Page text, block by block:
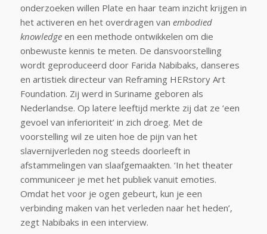
onderzoeken willen Plate en haar team inzicht krijgen in
het activeren en het overdragen van embodied
knowledgeen een methode ontwikkelen om die
onbewuste kennis te meten. De dansvoorstelling
wordt geproduceerd door Farida Nabibaks, danseres
en artistiek directeur van Reframing HERstory Art
Foundation. Zij werd in Suriname geboren als
Nederlandse. Op latere leeftijd merkte zij dat ze ‘een
gevoel van inferioriteit’ in zich droeg. Met de
voorstelling wil ze uiten hoe de pijn van het
slavernijverleden nog steeds doorleeft in
afstammelingen van slaafgemaakten. ‘In het theater
communiceer je met het publiek vanuit emoties.
Omdat het voor je ogen gebeurt, kun je een
verbinding maken van het verleden naar het heden’,
zegt Nabibaks in een interview.